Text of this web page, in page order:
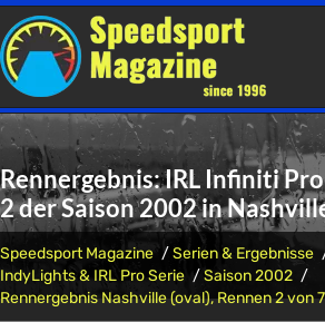
Rennergebnis: IRL Infiniti
2 der Saison 2002 in
Speedsport Magazine Serien & Ergebnisse
IndyLights & IRL Pro Serie
Saison 2002
Rennergebnis Nashville (oval), Rennen 2 von 7